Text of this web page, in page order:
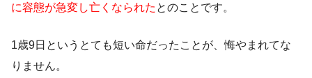
に容態が急変し亡くなられた とのことです。
1歳9日というとても短い命だったことが、悔やまれてな
りません。